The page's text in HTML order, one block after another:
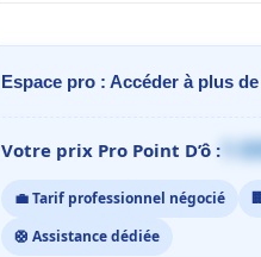
Espace pro : Accéder à plus
Votre prix Pro Point D’ô : 1
💼 Tarif professionnel négocié
🛟 Assistance dédiée